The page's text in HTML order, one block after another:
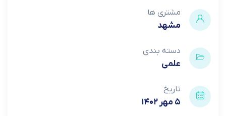
مشتری ها
مشهد
دسته بندی
علمی
تاریخ